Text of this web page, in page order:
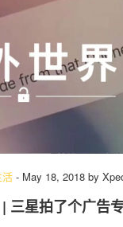
活 - May 18, 2018 by
三星拍了个广告